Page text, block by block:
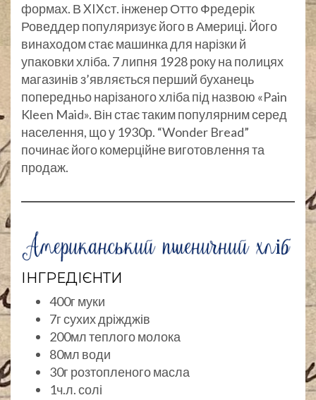
формах. В XIXст. інженер Отто Фредерік
Роведдер популяризує його в Америці. Його
винаходом стає машинка для нарізки й
упаковки хліба. 7 липня 1928 року на полицях
магазинів з’являється перший буханець
попередньо нарізаного хліба під назвою «Pain
Kleen Maid». Він стає таким популярним серед
населення, що у 1930р. “Wonder Bread”
починає його комерційне виготовлення та
продаж.
ІНГРЕДІЄНТИ
400г муки
7г сухих дріжджів
200мл теплого молока
80мл води
30г розтопленого масла
1ч.л. солі